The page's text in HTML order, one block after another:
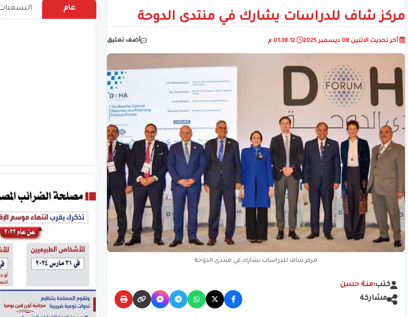
مركز شاف للدراسات يشارك في منتدى الدوحة
أخر تحديث الاثنين 08 ديسمبر 2025 أضف تعليق
مركز شاف للدراسات يشارك في منتدى الدوحة
كتب:منة حسن
مشاركة
عام